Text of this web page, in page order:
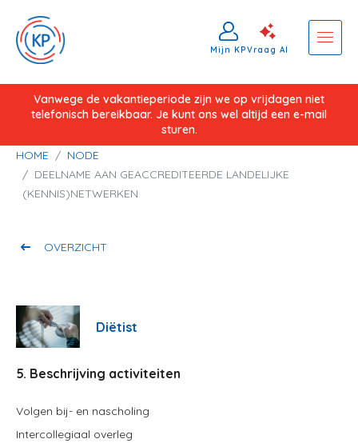
Overslaan
inhoud
Vanwege de vakantieperiode zijn we op vrijdagen niet
telefonisch bereikbaar. Je kunt ons wel altijd een e-mail
sturen.
Mijn KPVraag AI
Kruimelpad
HOME
NODE
DEELNAME AAN GEACCREDITEERDE LANDELIJKE
(KENNIS)NETWERKEN
OVERZICHT
Diëtist
5. Beschrijving activiteiten
Volgen bij- en nascholing
Intercollegiaal overleg